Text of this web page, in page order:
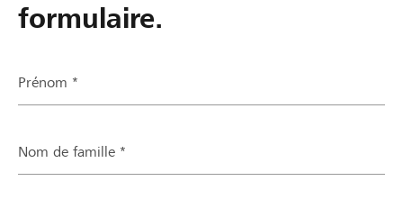
formulaire.
Prénom *
Nom de famille *